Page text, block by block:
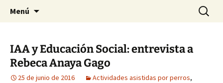
HABIER – Vínculo humano-
animal: Intervenciones,
Formación e Investigación
HABIER – Human-animal bond in
interventions, education & research
Menú Buscar:
IAA y Educación Social: entrevista a
Rebeca Anaya Gago
25 de junio de 2016 Actividades asistidas por perros,